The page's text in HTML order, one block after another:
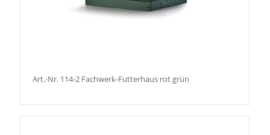
Art.-Nr. 114-2 Fachwerk-Futterhaus rot grün